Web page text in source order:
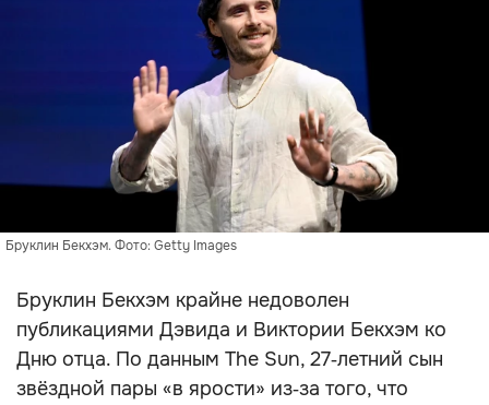
Бруклин Бекхэм. Фото: Getty Images
Бруклин Бекхэм крайне недоволен
публикациями Дэвида и Виктории Бекхэм ко
Дню отца. По данным The Sun, 27‑летний сын
звёздной пары «в ярости» из‑за того, что